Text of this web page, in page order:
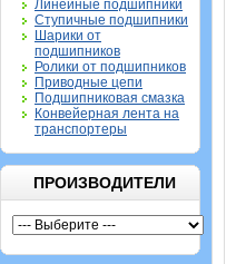
Линейные подшипники
Ступичные подшипники
Шарики от
подшипников
Ролики от подшипников
Приводные цепи
Подшипниковая смазка
Конвейерная лента на
транспортеры
ПРОИЗВОДИТЕЛИ